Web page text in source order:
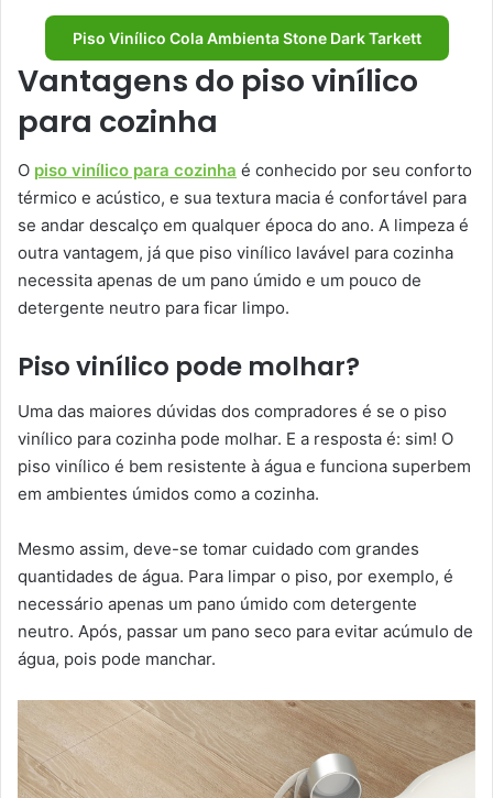
Piso Vinílico Cola Ambienta Stone Dark Tarkett
Vantagens do piso vinílico
para cozinha
O piso vinílico para cozinha é conhecido por seu conforto
térmico e acústico, e sua textura macia é confortável para
se andar descalço em qualquer época do ano. A limpeza é
outra vantagem, já que piso vinílico lavável para cozinha
necessita apenas de um pano úmido e um pouco de
detergente neutro para ficar limpo.
Piso vinílico pode molhar?
Uma das maiores dúvidas dos compradores é se o piso
vinílico para cozinha pode molhar. E a resposta é: sim! O
piso vinílico é bem resistente à água e funciona superbem
em ambientes úmidos como a cozinha.
Mesmo assim, deve-se tomar cuidado com grandes
quantidades de água. Para limpar o piso, por exemplo, é
necessário apenas um pano úmido com detergente
neutro. Após, passar um pano seco para evitar acúmulo de
água, pois pode manchar.